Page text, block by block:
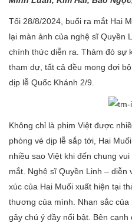
Tối 28/8/2024, buổi ra mắt Hai
lại màn ảnh của nghệ sĩ Quyền
chính thức diễn ra. Thảm đỏ sự
tham dự, tất cả đều mong đợi
dịp lễ Quốc Khánh 2/9.
Không chỉ là phim Việt được
phòng vé dịp lễ sắp tới, Hai
nhiều sao Việt khi đến chung
mắt. Nghệ sĩ Quyền Linh – diễn
xúc của Hai Muối xuất hiện tại
thương của mình. Nhan sắc
gây chú ý đầy nổi bật. Bên